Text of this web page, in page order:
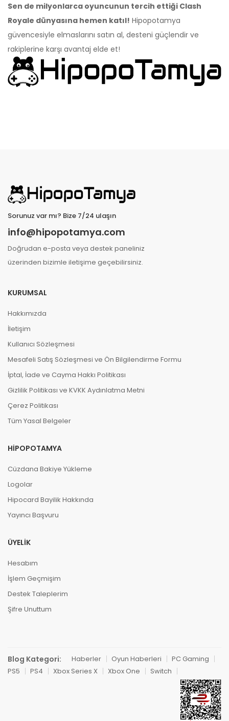
Sen de milyonlarca oyuncunun tercih ettiği Clash
Royale dünyasına hemen katıl! Hipopotamya
güvencesiyle elmaslarını satın al, desteni güçlendir ve
rakiplerine karşı avantaj elde et!
Sorunuz var mı? Bize 7/24 ulaşın
info@hipopotamya.com
Doğrudan e-posta veya destek paneliniz
üzerinden bizimle iletişime geçebilirsiniz.
KURUMSAL
Hakkımızda
İletişim
Kullanıcı Sözleşmesi
Mesafeli Satış Sözleşmesi ve Ön Bilgilendirme Formu
İptal, İade ve Cayma Hakkı Politikası
Gizlilik Politikası ve KVKK Aydınlatma Metni
Çerez Politikası
Tüm Yasal Belgeler
HIPOPOTAMYA
Cüzdana Bakiye Yükleme
Logolar
Hipocard Bayilik Hakkında
Yayıncı Başvuru
ÜYELIK
Hesabım
İşlem Geçmişim
Destek Taleplerim
Şifre Unuttum
Blog Kategori: Haberler Oyun Haberleri
PC Gaming
PS5
PS4 Xbox Series X Xbox One Switch